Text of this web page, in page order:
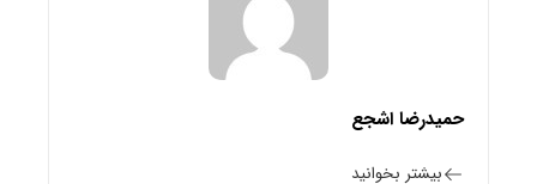
حمیدرضا اشجع
بیشتر بخوانید